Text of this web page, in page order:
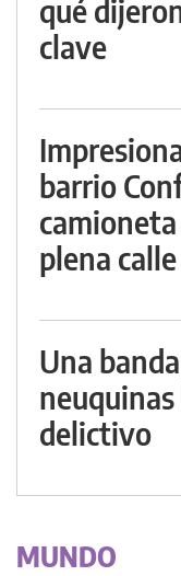
qué
clave
barrio
plena calle
Una
delictivo
MUNDO